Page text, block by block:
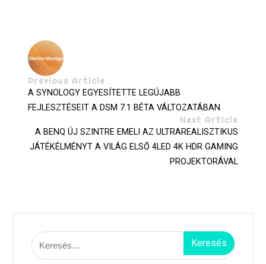
Previous Article
A SYNOLOGY EGYESÍTETTE LEGÚJABB
FEJLESZTÉSEIT A DSM 7.1 BÉTA VÁLTOZATÁBAN
Next Article
A BENQ ÚJ SZINTRE EMELI AZ ULTRAREALISZTIKUS
JÁTÉKÉLMÉNYT A VILÁG ELSŐ 4LED 4K HDR GAMING
PROJEKTORÁVAL
Keresés: